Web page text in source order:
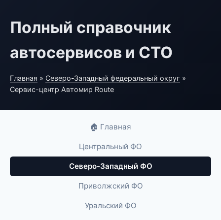
Полный справочник
автосервисов и СТО
Главная » Северо-Западный федеральный округ »
Сервис-центр Автомир Route
🏠 Главная
Центральный ФО
Северо-Западный ФО
Приволжский ФО
Уральский ФО